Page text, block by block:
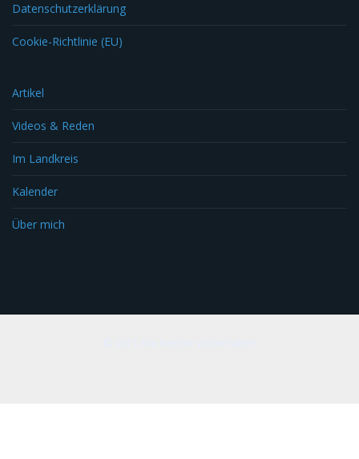
Datenschutzerklärung
Cookie-Richtlinie (EU)
Artikel
Videos & Reden
Im Landkreis
Kalender
Über mich